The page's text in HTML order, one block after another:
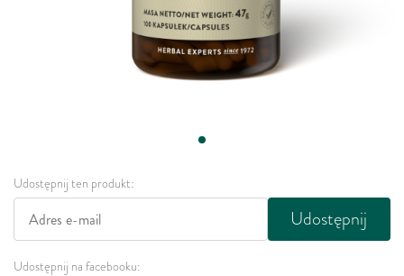
Udostępnij ten produkt:
Udostępnij
Udostępnij na facebooku: